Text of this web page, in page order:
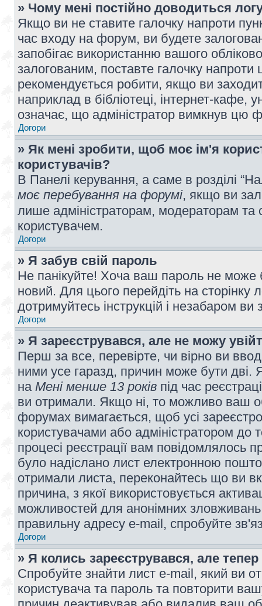
» Чому мені постійно доводиться
Якщо ви не ставите галочку напроти
час входу на форум, ви будете
запобігає використанню вашого
залогованим, поставте галочку
рекомендується робити, якщо ви
наприклад в бібліотеці, інтернет-кафе,
означає, що адміністратор вимкнув цю
Догори
» Як мені зробити, щоб моє ім'я
користувачів?
В Панелі керування, а саме в розділі
моє перебування на форумі, якщо ви
лише адміністраторам, модераторам
користувачем.
Догори
» Я забув свій пароль
Не панікуйте! Хоча ваш пароль не може
новий. Для цього перейдіть на сторінку
дотримуйтесь інструкцій і незабаром
Догори
» Я зареєструвався, але не можу
Перш за все, перевірте, чи вірно ви
ними усе гаразд, причин може бути дві.
на Мені менше 13 років під час
ви отримали. Якщо ні, то можливо ваш
форумах вимагається, щоб усі
користувачами або адміністратором до
процесі реєстрації вам повідомлялось
було надіслано лист електронною
отримали листа, переконайтесь що ви
причина, з якої використовується
можливостей для анонімних
правильну адресу e-mail, спробуйте
Догори
» Я колись зареєструвався, але
Спробуйте знайти лист e-mail, який ви
користувача та пароль та повторити